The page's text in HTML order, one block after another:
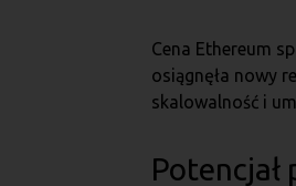
Cena Ethereum
osiągnęła nowy
skalowalność i
Potencjał